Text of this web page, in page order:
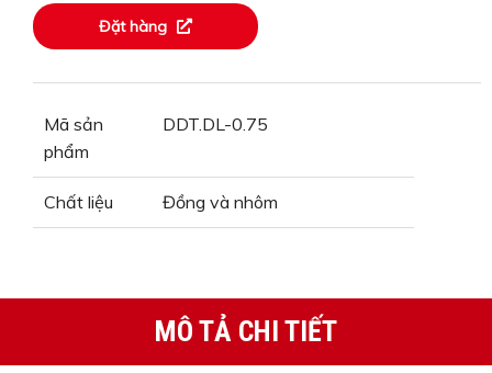
Đặt hàng
Mã sản
phẩm
DDT.DL-0.75
Chất liệu Đồng và nhôm
MÔ TẢ CHI TIẾT